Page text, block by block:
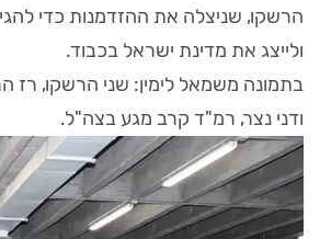
הרשקו, שניצלה את ההזדמנות כדי
ולייצג את מדינת ישראל בכבוד.
בתמונה משמאל לימין: שני הרשקו, רז
ודני נצר, רמ"ד קרב מגע בצה"ל.